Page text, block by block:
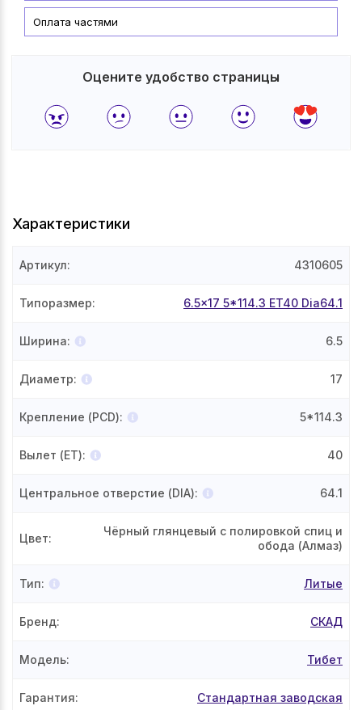
Оплата частями
Оцените удобство страницы
Характеристики
Артикул: 4310605
Типоразмер: 6.5x17 5*114.3 ET40 Dia64.1
Ширина: 6.5
Диаметр: 17
Крепление (PCD): 5*114.3
Вылет (ET): 40
Центральное отверстие (DIA): 64.1
Цвет:
Чёрный глянцевый с полировкой спиц и
обода (Алмаз)
Тип: Литые
Бренд: СКАД
Модель: Тибет
Гарантия: Стандартная заводская